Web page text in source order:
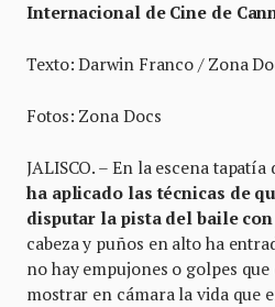
Internacional de Cine de
Texto: Darwin Franco / Zona
Fotos: Zona Docs
JALISCO. – En la escena tapatía
ha aplicado las técnicas de
disputar la pista del baile
cabeza y puños en alto ha
no hay empujones o golpes
mostrar en cámara la vida que